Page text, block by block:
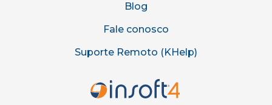
Blog
Fale conosco
Suporte Remoto (KHelp)